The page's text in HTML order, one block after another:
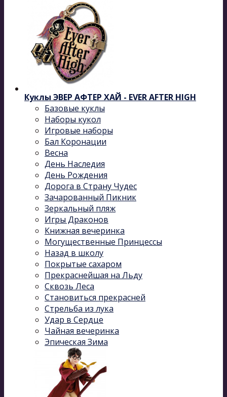
Куклы ЭВЕР АФТЕР ХАЙ - EVER AFTER HIGH
Базовые куклы
Наборы кукол
Игровые наборы
Бал Коронации
Весна
День Наследия
День Рождения
Дорога в Страну Чудес
Зачарованный Пикник
Зеркальный пляж
Игры Драконов
Книжная вечеринка
Могущественные Принцессы
Назад в школу
Покрытые сахаром
Прекраснейшая на Льду
Сквозь Леса
Становиться прекрасней
Стрельба из лука
Удар в Сердце
Чайная вечеринка
Эпическая Зима